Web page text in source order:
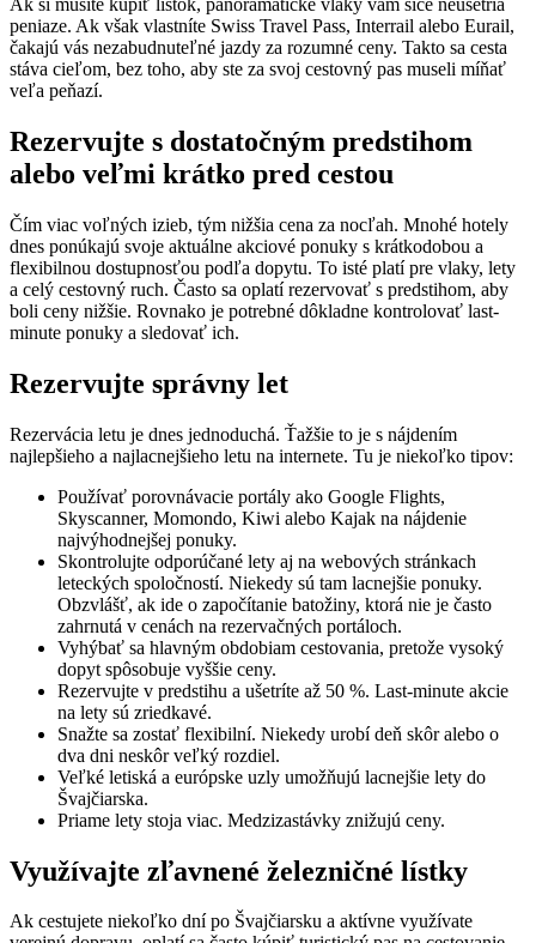
Ak si musíte kúpiť lístok, panoramatické vlaky vám síce neušetria
peniaze. Ak však vlastníte Swiss Travel Pass, Interrail alebo Eurail,
čakajú vás nezabudnuteľné jazdy za rozumné ceny. Takto sa cesta
stáva cieľom, bez toho, aby ste za svoj cestovný pas museli míňať
veľa peňazí.
Rezervujte s dostatočným predstihom
alebo veľmi krátko pred cestou
Čím viac voľných izieb, tým nižšia cena za nocľah. Mnohé hotely
dnes ponúkajú svoje aktuálne akciové ponuky s krátkodobou a
flexibilnou dostupnosťou podľa dopytu. To isté platí pre vlaky, lety
a celý cestovný ruch. Často sa oplatí rezervovať s predstihom, aby
boli ceny nižšie. Rovnako je potrebné dôkladne kontrolovať last-
minute ponuky a sledovať ich.
Rezervujte správny let
Rezervácia letu je dnes jednoduchá. Ťažšie to je s nájdením
najlepšieho a najlacnejšieho letu na internete. Tu je niekoľko tipov:
Používať porovnávacie portály ako Google Flights,
Skyscanner, Momondo, Kiwi alebo Kajak na nájdenie
najvýhodnejšej ponuky.
Skontrolujte odporúčané lety aj na webových stránkach
leteckých spoločností. Niekedy sú tam lacnejšie ponuky.
Obzvlášť, ak ide o započítanie batožiny, ktorá nie je často
zahrnutá v cenách na rezervačných portáloch.
Vyhýbať sa hlavným obdobiam cestovania, pretože vysoký
dopyt spôsobuje vyššie ceny.
Rezervujte v predstihu a ušetríte až 50 %. Last-minute akcie
na lety sú zriedkavé.
Snažte sa zostať flexibilní. Niekedy urobí deň skôr alebo o
dva dni neskôr veľký rozdiel.
Veľké letiská a európske uzly umožňujú lacnejšie lety do
Švajčiarska.
Priame lety stoja viac. Medzizastávky znižujú ceny.
Využívajte zľavnené železničné lístky
Ak cestujete niekoľko dní po Švajčiarsku a aktívne využívate